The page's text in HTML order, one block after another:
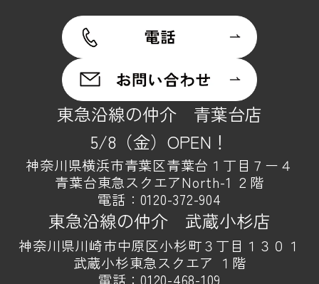
東急沿線の仲介 青葉台店
5/8（金）OPEN！
神奈川県横浜市青葉区青葉台１丁目７ー４
青葉台東急スクエアNorth-1 ２階
電話： 0120-372-904
東急沿線の仲介 武蔵小杉店
神奈川県川崎市中原区小杉町３丁目１３０１
武蔵小杉東急スクエア １階
電話：0120-468-109